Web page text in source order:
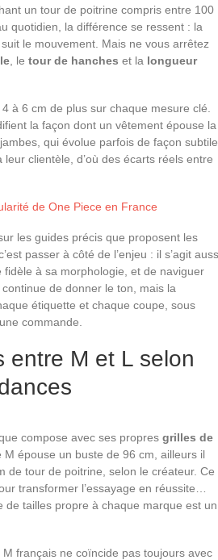
un tour de poitrine compris entre 100
quotidien, la différence se ressent : la
le mouvement. Mais ne vous arrêtez
, le tour de hanches et la longueur
à 6 cm de plus sur chaque mesure clé.
la façon dont un vêtement épouse la
qui évolue parfois de façon subtile.
clientèle, d’où des écarts réels entre
de One Piece en France
sur les guides précis que proposent les
passer à côté de l’enjeu : il s’agit
à sa morphologie, et de naviguer
de donner le ton, mais la
étiquette et chaque coupe, sous
commande.
entre M et L selon
compose avec ses propres grilles de
épouse un buste de 96 cm, ailleurs il
de tour de poitrine, selon le créateur. Ce
transformer l’essayage en réussite…
tailles propre à chaque marque est un
M français ne coïncide pas toujours avec